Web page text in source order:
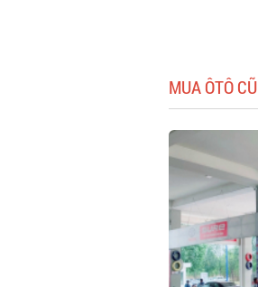
MUA ÔTÔ CŨ